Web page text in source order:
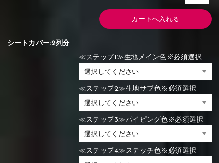
シートカバー:2列分
≪ステップ1≫生地メイン色※必須選択
≪ステップ2≫生地サブ色※必須選択
≪ステップ3≫パイピング色※必須選択
≪ステップ4≫ステッチ色※必須選択